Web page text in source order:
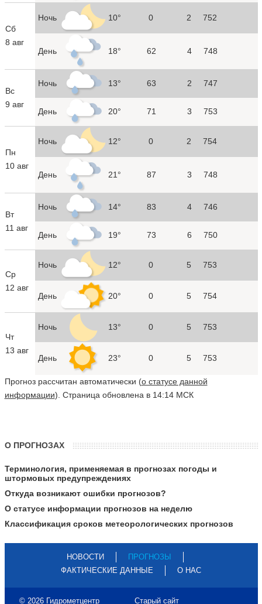
Сб
8 авг
Ночь 10° 0 2 752
День 18° 62 4 748
Вс
9 авг
Ночь 13° 63 2 747
День 20° 71 3 753
Пн
10 авг
Ночь 12° 0 2 754
День 21° 87 3 748
Вт
11 авг
Ночь 14° 83 4 746
День 19° 73 6 750
Ср
12 авг
Ночь 12° 0 5 753
День 20° 0 5 754
Чт
13 авг
Ночь 13° 0 5 753
День 23° 0 5 753
Прогноз рассчитан автоматически (о статусе данной
информации). Страница обновлена в 14:14 МСК
О ПРОГНОЗАХ
Терминология, применяемая в прогнозах погоды и
штормовых предупреждениях
Откуда возникают ошибки прогнозов?
О статусе информации прогнозов на неделю
Классификация сроков метеорологических прогнозов
НОВОСТИ
ПРОГНОЗЫ
ФАКТИЧЕСКИЕ ДАННЫЕ
О НАС
© 2026 Гидрометцентр Старый сайт